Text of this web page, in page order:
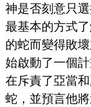
神是否刻意只
最基本的方式
的蛇而變得敗
始啟動了一個
在斥責了亞當
蛇，並預言他